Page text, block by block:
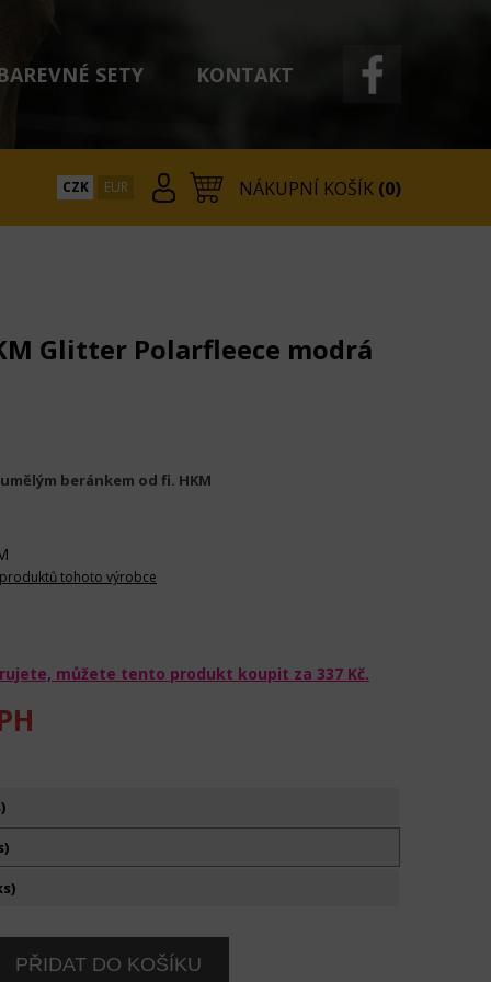
SETY KONTAKT
NÁKUPNÍ KOŠÍK (0)
CZK EUR
Glitter Polarfleece modrá
beránkem od fi. HKM
tohoto výrobce
můžete tento produkt koupit za 337 Kč.